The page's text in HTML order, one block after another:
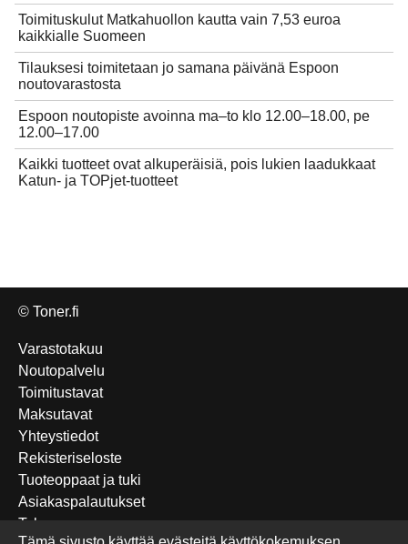
Toimituskulut Matkahuollon kautta vain 7,53 euroa
kaikkialle Suomeen
Tilauksesi toimitetaan jo samana päivänä Espoon
noutovarastosta
Espoon noutopiste avoinna ma–to klo 12.00–18.00, pe
12.00–17.00
Kaikki tuotteet ovat alkuperäisiä, pois lukien laadukkaat
Katun- ja TOPjet-tuotteet
© Toner.fi
Varastotakuu
Noutopalvelu
Toimitustavat
Maksutavat
Yhteystiedot
Rekisteriseloste
Tuoteoppaat ja tuki
Asiakaspalautukset
Takuu